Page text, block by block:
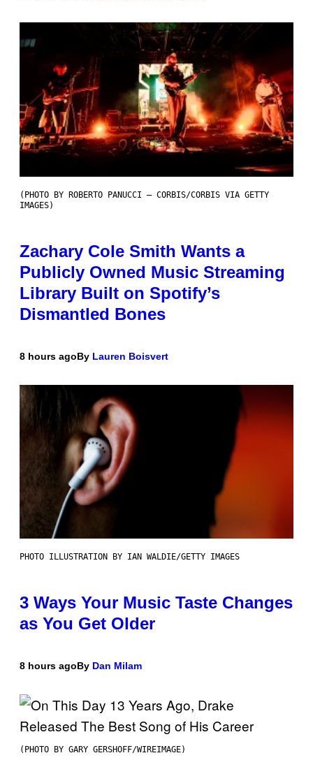
(PHOTO BY ROBERTO PANUCCI – CORBIS/CORBIS VIA GETTY
IMAGES)
Zachary Cole Smith Wants a
Publicly Owned Music Streaming
Library Built on Spotify’s
Dismantled Bones
8 hours agoBy Lauren Boisvert
PHOTO ILLUSTRATION BY IAN WALDIE/GETTY IMAGES
3 Ways Your Music Taste Changes
as You Get Older
8 hours agoBy Dan Milam
(PHOTO BY GARY GERSHOFF/WIREIMAGE)